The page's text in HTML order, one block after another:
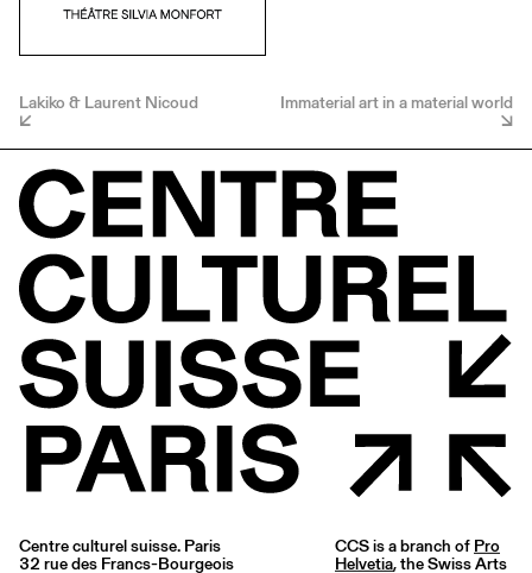
Lakiko & Laurent Nicoud Immaterial art in a material world
Centre culturel suisse. Paris
32 rue des Francs-Bourgeois
CCS is a branch of Pro
Helvetia, the Swiss Arts